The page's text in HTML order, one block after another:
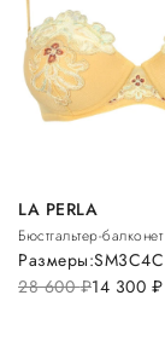
LA PERLA
Бюстгальтер-балконет
28 600руб.14 300 руб.
Размеры:SM3C4C